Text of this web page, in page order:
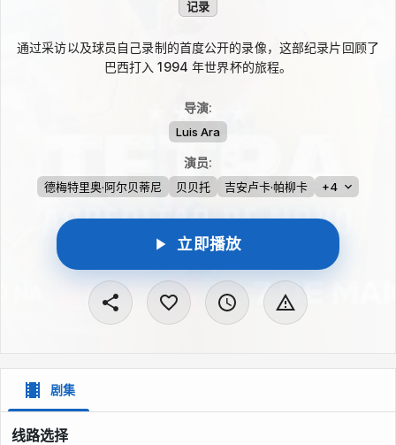
记录
通过采访以及球员自己录制的首度公开的录像，这部纪录片回顾了
巴西打入 1994 年世界杯的旅程。
导演:
Luis Ara
演员:
德梅特里奥·阿尔贝蒂尼 贝贝托 吉安卢卡·帕柳卡 +4
立即播放
剧集
线路选择